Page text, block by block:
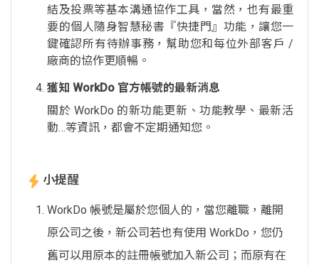
結及投票等基本溝通協作工具，當然，也有最重
要的個人隨身智慧秘書『快捷門』功能，讓您一
鍵確認所有待辦事務，幫助您和每位外部客戶 /
廠商的協作更順暢。
獲知 WorkDo 官方帳號的最新消息
關於 WorkDo 的新功能更新、功能教學、最新活
動…等資訊，都會不定期通知您。
小提醒
WorkDo 帳號是屬於您個人的，當您離職，離開
原公司之後，新公司若也有使用 WorkDo，您仍
舊可以用原本的註冊帳號加入新公司；而原有在